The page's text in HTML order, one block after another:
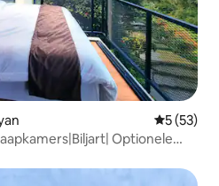
5 (53)
Optionele